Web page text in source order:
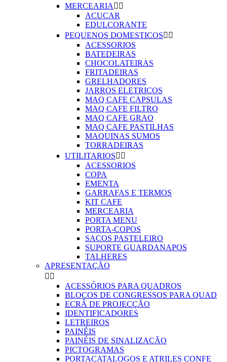
MERCEARIA  
ACUCAR
EDULCORANTE
PEQUENOS DOMESTICOS 
ACESSORIOS
BATEDEIRAS
CHOCOLATEIRAS
FRITADEIRAS
GRELHADORES
JARROS ELETRICOS
MAQ CAFE CAPSULAS
MAQ CAFE FILTRO
MAQ CAFE GRAO
MAQ CAFE PASTILHAS
MAQUINAS SUMOS
TORRADEIRAS
UTILITARIOS 
ACESSORIOS
COPA
EMENTA
GARRAFAS E TERMOS
KIT CAFE
MERCEARIA
PORTA MENU
PORTA-COPOS
SACOS PASTELEIRO
SUPORTE GUARDANAPOS
TALHERES
APRESENTAÇÃO
 
ACESSÓRIOS PARA QUADROS
BLOCOS DE CONGRESSOS PARA QUAD
ECRÂ DE PROJECÇÃO
IDENTIFICADORES
LETREIROS
PAINÉIS
PAINÉIS DE SINALIZAÇÃO
PICTOGRAMAS
PORTACATALOGOS E ATRILES CONFE